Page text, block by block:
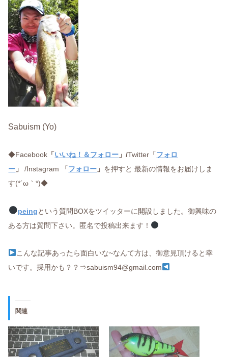
Sabuism (Yo)
◆Facebook 「 いいね！＆フォロー 」/Twitter「 フォロ
ー 」/Instagram 「 フォロー 」 を押すと 最新の情報をお届けしま
す(*´ω｀*)◆
peingという質問BOXをツイッターに開設しました。御興味の
ある方は質問下さい。匿名で投稿出来ます！
こんな記事あったら面白いな~なんて方は、御意見頂けると幸
いです。採用かも？？⇒sabuism94@gmail.com
関連